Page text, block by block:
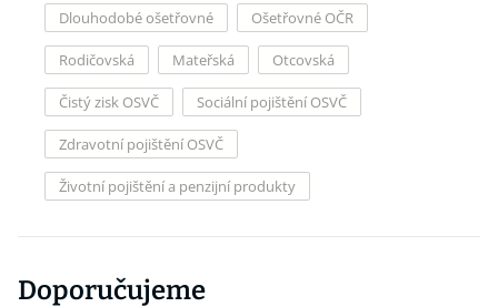
Dlouhodobé ošetřovné Ošetřovné OČR
Rodičovská Mateřská Otcovská
Čistý zisk OSVČ Sociální pojištění OSVČ
Zdravotní pojištění OSVČ
Životní pojištění a penzijní produkty
Doporučujeme